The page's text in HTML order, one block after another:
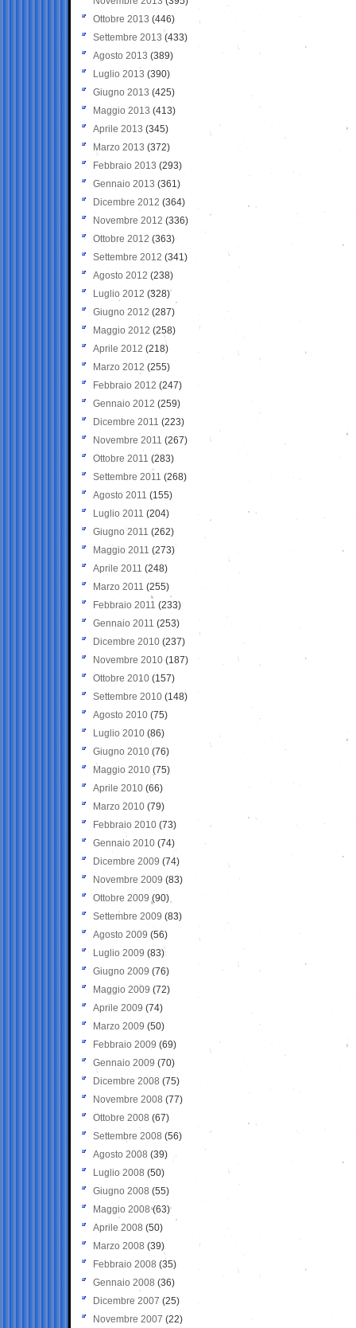
Ottobre 2013 (446)
Settembre 2013 (433)
Agosto 2013 (389)
Luglio 2013 (390)
Giugno 2013 (425)
Maggio 2013 (413)
Aprile 2013 (345)
Marzo 2013 (372)
Febbraio 2013 (293)
Gennaio 2013 (361)
Dicembre 2012 (364)
Novembre 2012 (336)
Ottobre 2012 (363)
Settembre 2012 (341)
Agosto 2012 (238)
Luglio 2012 (328)
Giugno 2012 (287)
Maggio 2012 (258)
Aprile 2012 (218)
Marzo 2012 (255)
Febbraio 2012 (247)
Gennaio 2012 (259)
Dicembre 2011 (223)
Novembre 2011 (267)
Ottobre 2011 (283)
Settembre 2011 (268)
Agosto 2011 (155)
Luglio 2011 (204)
Giugno 2011 (262)
Maggio 2011 (273)
Aprile 2011 (248)
Marzo 2011 (255)
Febbraio 2011 (233)
Gennaio 2011 (253)
Dicembre 2010 (237)
Novembre 2010 (187)
Ottobre 2010 (157)
Settembre 2010 (148)
Agosto 2010 (75)
Luglio 2010 (86)
Giugno 2010 (76)
Maggio 2010 (75)
Aprile 2010 (66)
Marzo 2010 (79)
Febbraio 2010 (73)
Gennaio 2010 (74)
Dicembre 2009 (74)
Novembre 2009 (83)
Ottobre 2009 (90)
Settembre 2009 (83)
Agosto 2009 (56)
Luglio 2009 (83)
Giugno 2009 (76)
Maggio 2009 (72)
Aprile 2009 (74)
Marzo 2009 (50)
Febbraio 2009 (69)
Gennaio 2009 (70)
Dicembre 2008 (75)
Novembre 2008 (77)
Ottobre 2008 (67)
Settembre 2008 (56)
Agosto 2008 (39)
Luglio 2008 (50)
Giugno 2008 (55)
Maggio 2008(63)
Aprile 2008 (50)
Marzo 2008 (39)
Febbraio 2008 (35)
Gennaio 2008 (36)
Dicembre 2007 (25)
Novembre 2007 (22)